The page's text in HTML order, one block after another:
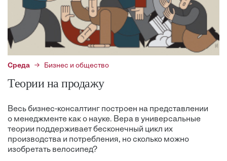
Среда Бизнес и общество
Теории на продажу
Весь бизнес-консалтинг построен на представлении
о менеджменте как о науке. Вера в универсальные
теории поддерживает бесконечный цикл их
производства и потребления, но сколько можно
изобретать велосипед?